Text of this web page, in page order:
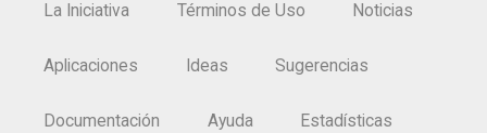
La Iniciativa Términos de Uso Noticias
Aplicaciones Ideas Sugerencias
Documentación Ayuda Estadísticas